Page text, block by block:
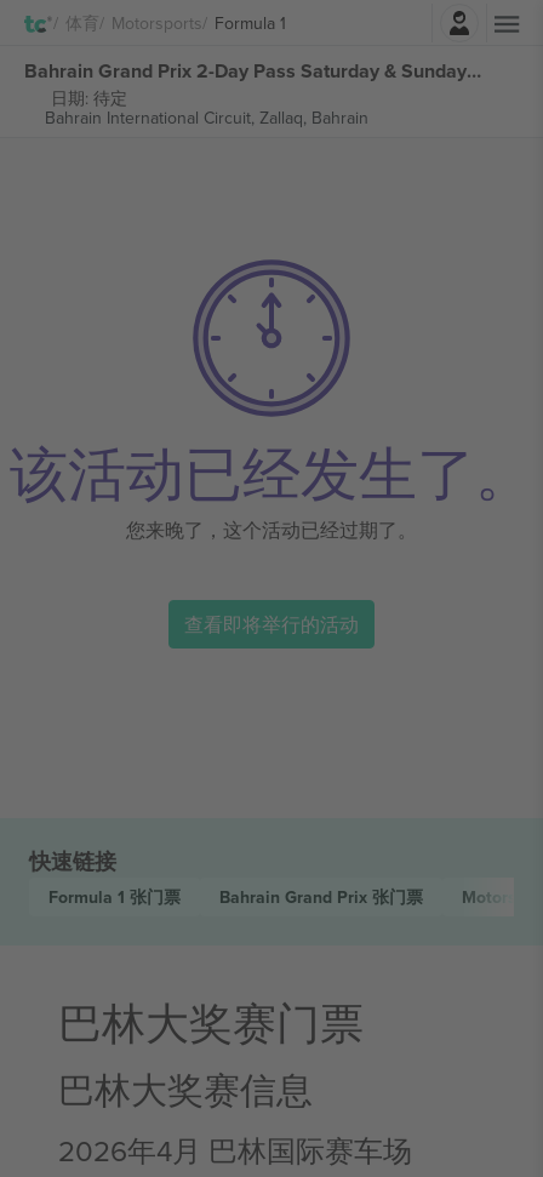
体育 Motorsports Formula 1
Bahrain Grand Prix 2-Day Pass Saturday & Sunday Ticket Formula 1 张门票
日期: 待定
Bahrain International Circuit, Zallaq, Bahrain
该活动已经发生了。
您来晚了，这个活动已经过期了。
查看即将举行的活动
快速链接
Formula 1 张门票 Bahrain Grand Prix 张门票
巴林大奖赛门票
巴林大奖赛信息
2026年4月 巴林国际赛车场